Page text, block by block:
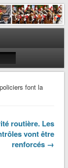
font la
routière. Les
vont être
renforcés →